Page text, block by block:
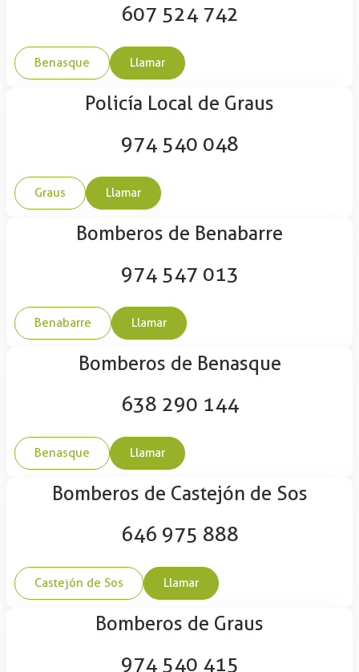
607 524 742
Benasque Llamar
Policía Local de Graus
974 540 048
Graus Llamar
Bomberos de Benabarre
974 547 013
Benabarre Llamar
Bomberos de Benasque
638 290 144
Benasque Llamar
Bomberos de Castejón de Sos
646 975 888
Castejón de Sos Llamar
Bomberos de Graus
974 540 415